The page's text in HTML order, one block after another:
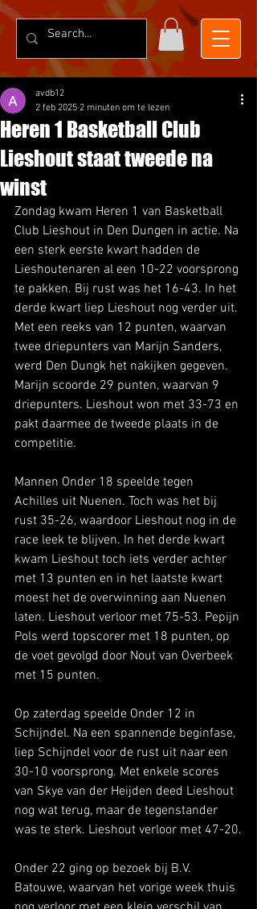
Heren 1 Basketball Club
Lieshout staat tweede na
winst
avdb12
2 feb 2025 2 minuten om te lezen
Zondag kwam Heren 1 van Basketball
Club Lieshout in Den Dungen in actie. Na
een sterk eerste kwart hadden de
Lieshoutenaren al een 10-22 voorsprong
te pakken. Bij rust was het 16-43. In het
derde kwart liep Lieshout nog verder uit.
Met een reeks van 12 punten, waarvan
twee driepunters van Marijn Sanders,
werd Den Dungk het nakijken gegeven.
Marijn scoorde 29 punten, waarvan 9
driepunters. Lieshout won met 33-73 en
pakt daarmee de tweede plaats in de
competitie.
Mannen Onder 18 speelde tegen
Achilles uit Nuenen. Toch was het bij
rust 35-26, waardoor Lieshout nog in de
race leek te blijven. In het derde kwart
kwam Lieshout toch iets verder achter
met 13 punten en in het laatste kwart
moest het de overwinning aan Nuenen
laten. Lieshout verloor met 75-53. Pepijn
Pols werd topscorer met 18 punten, op
de voet gevolgd door Nout van Overbeek
met 15 punten.
Op zaterdag speelde Onder 12 in
Schijndel. Na een spannende beginfase,
liep Schijndel voor de rust uit naar een
30-10 voorsprong. Met enkele scores
van Skye van der Heijden deed Lieshout
nog wat terug, maar de tegenstander
was te sterk. Lieshout verloor met 47-20.
Onder 22 ging op bezoek bij B.V.
Batouwe, waarvan het vorige week thuis